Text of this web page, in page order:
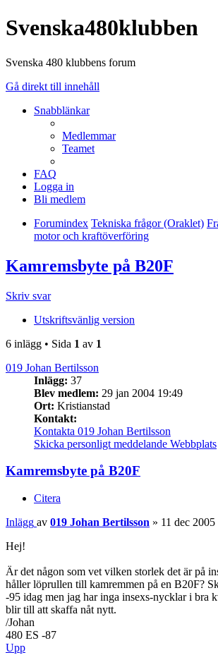
Svenska480klubben
Svenska 480 klubbens forum
Gå direkt till innehåll
Snabblänkar
Medlemmar
Teamet
FAQ
Logga in
Bli medlem
Forumindex Tekniska frågor (Oraklet)
motor och kraftöverföring
Kamremsbyte på B20F
Skriv svar
Utskriftsvänlig version
6 inlägg • Sida 1 av 1
019 Johan Bertilsson
Inlägg: 37
Blev medlem: 29 jan 2004 19:49
Ort: Kristianstad
Kontakt:
Kontakta 019 Johan Bertilsson
Skicka personligt meddelande Webbplats
Kamremsbyte på B20F
Citera
Inlägg av 019 Johan Bertilsson » 11 dec 2005
Hej!
Är det någon som vet vilken storlek det är på
håller löprullen till kamremmen på en B20F?
-95 idag men jag har inga insexs-nycklar i bra
blir till att skaffa nåt nytt.
/Johan
480 ES -87
Upp